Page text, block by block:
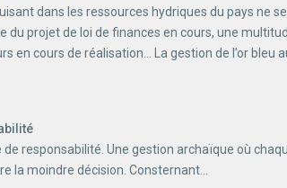
dans les ressources hydriques du pays ne
du projet de loi de finances en cours, une
en cours de réalisation… La gestion de l’or bleu
de responsabilité. Une gestion archaïque où
la moindre décision. Consternant…